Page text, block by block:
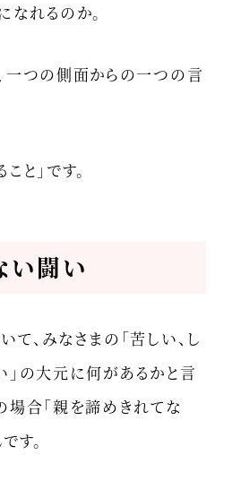
なれるのか。
一つの側面からの一つの言
と」です。
い闘い
て、みなさまの「苦しい、し
」の大元に何があるかと言
場合「親を諦めきれてな
す。